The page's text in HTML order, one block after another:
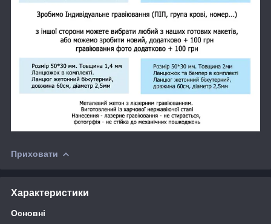
Приховати
Характеристики
Основні